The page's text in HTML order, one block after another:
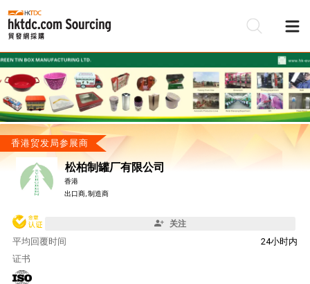
香港贸发局参展商
松柏制罐厂有限公司
香港
出口商, 制造商
关注
平均回覆时间
24小时内
证书